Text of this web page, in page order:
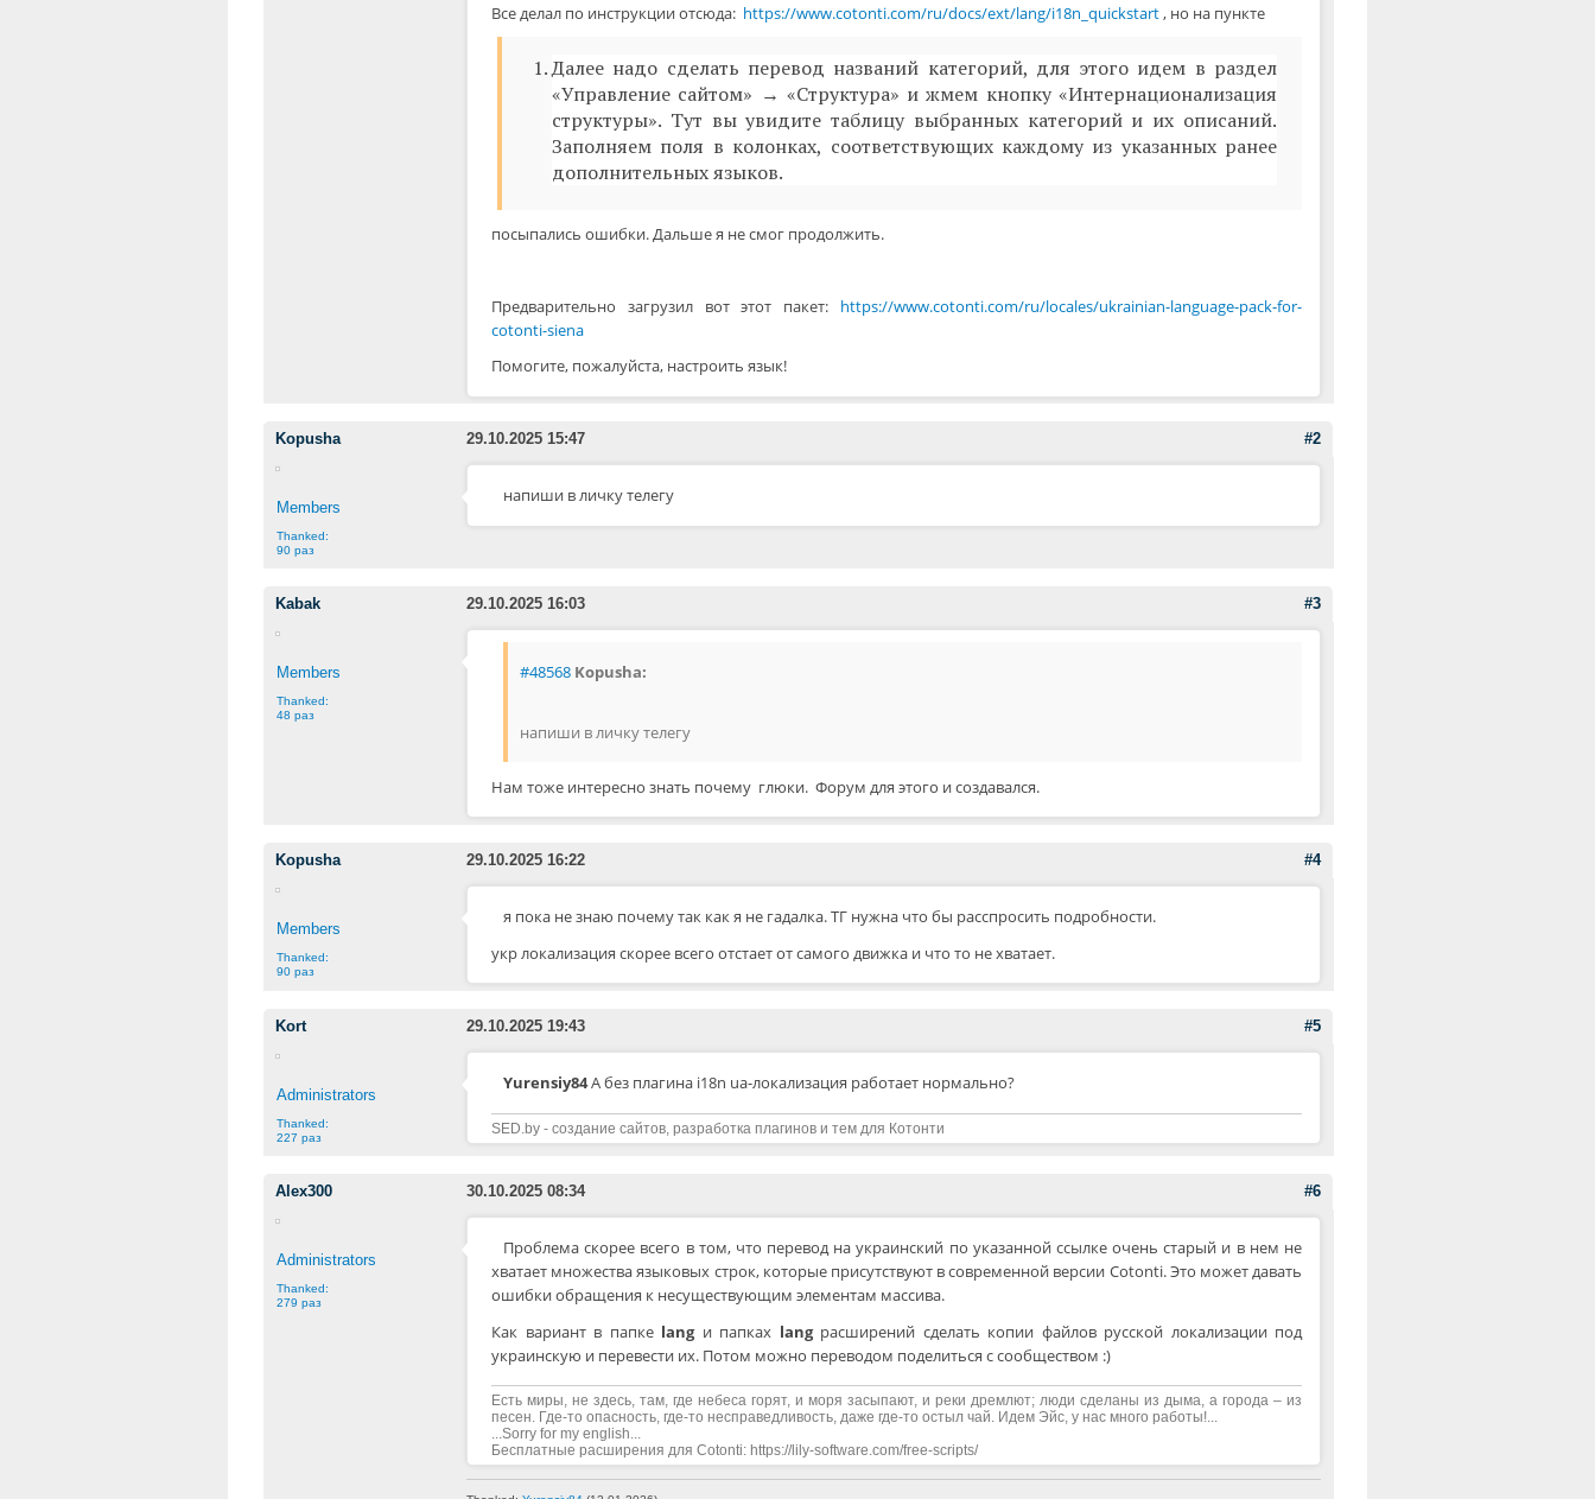
Все делал по инструкции отсюда: https://www.cotonti.com/ru/docs/ext/lang/i18n_quickstart , но на пункте
Далее надо сделать перевод названий категорий, для этого идем в раздел
«Управление сайтом» → «Структура» и жмем кнопку «Интернационализация
структуры». Тут вы увидите таблицу выбранных категорий и их описаний.
Заполняем поля в колонках, соответствующих каждому из указанных ранее
дополнительных языков.
посыпались ошибки. Дальше я не смог продолжить.
Предварительно загрузил вот этот пакет: https://www.cotonti.com/ru/locales/ukrainian-language-pack-for-
cotonti-siena
Помогите, пожалуйста, настроить язык!
Kopusha #2
29.10.2025 15:47
Members
Thanked:
90 раз
напиши в личку телегу
Kabak #3
29.10.2025 16:03
Members
Thanked:
48 раз
#48568 Kopusha:
напиши в личку телегу
Нам тоже интересно знать почему глюки. Форум для этого и создавался.
Kopusha #4
29.10.2025 16:22
Members
Thanked:
90 раз
я пока не знаю почему так как я не гадалка. ТГ нужна что бы расспросить подробности.
укр локализация скорее всего отстает от самого движка и что то не хватает.
Kort #5
29.10.2025 19:43
Administrators
Thanked:
227 раз
Yurensiy84А без плагина i18n ua-локализация работает нормально?
SED.by - создание сайтов, разработка плагинов и тем для Котонти
Alex300 #6
30.10.2025 08:34
Administrators
Thanked:
279 раз
Проблема скорее всего в том, что перевод на украинский по указанной ссылке очень старый и в нем не
хватает множества языковых строк, которые присутствуют в современной версии Cotonti. Это может давать
ошибки обращения к несуществующим элементам массива.
Как вариант в папке langи папках langрасширений сделать копии файлов русской локализации под
украинскую и перевести их. Потом можно переводом поделиться с сообществом :)
Есть миры, не здесь, там, где небеса горят, и моря засыпают, и реки дремлют; люди сделаны из дыма, а города – из
песен. Где-то опасность, где-то несправедливость, даже где-то остыл чай. Идем Эйс, у нас много работы!...
...Sorry for my english...
Бесплатные расширения для Cotonti: https://lily-software.com/free-scripts/